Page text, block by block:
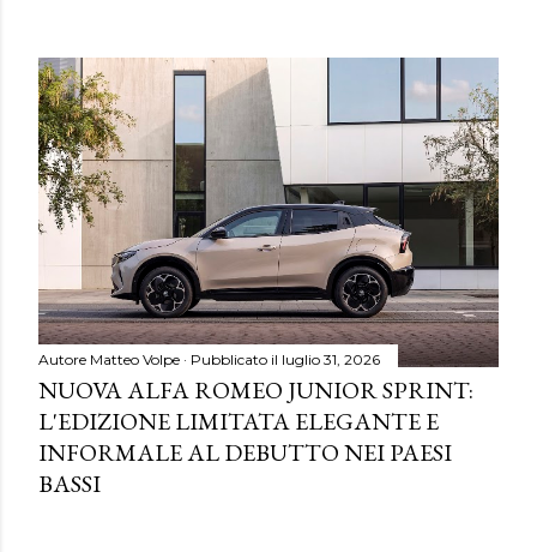
Autore Matteo Volpe Pubblicato il luglio 31, 2026
NUOVA ALFA ROMEO JUNIOR SPRINT:
L'EDIZIONE LIMITATA ELEGANTE E
INFORMALE AL DEBUTTO NEI PAESI
BASSI